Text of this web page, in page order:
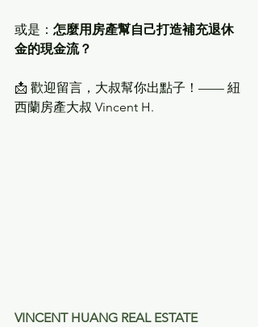
或是： 怎麼用房產幫自己打造補充退休
金的現金流？
📩 歡迎留言，大叔幫你出點子！—— 紐
西蘭房產大叔 Vincent H.
VINCENT HUANG REAL ESTATE